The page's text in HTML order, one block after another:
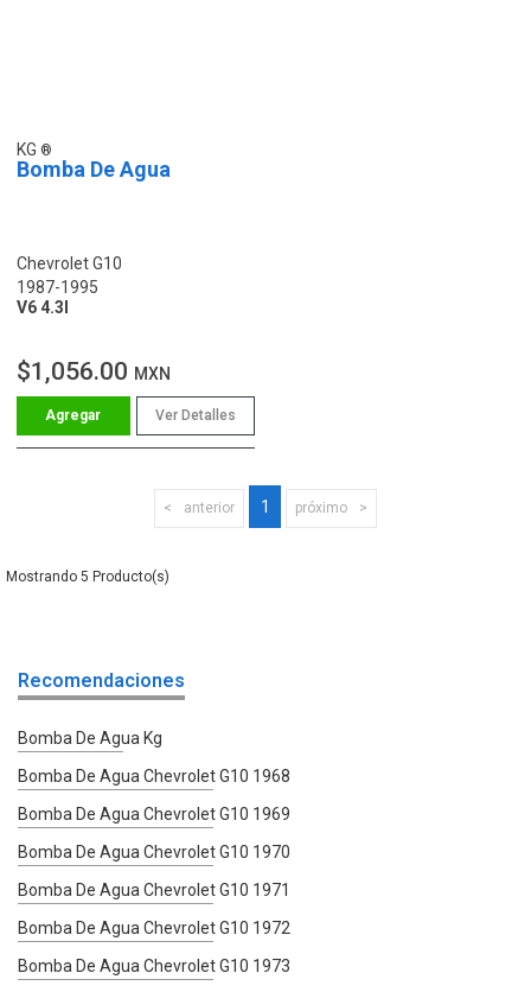
KG
Bomba De Agua
Chevrolet G10
1987-1995
V6 4.3l
$1,056.00 MXN
Ver Detalles
anterior 1 próximo
5
Recomendaciones
Bomba De Agua Kg
Bomba De Agua Chevrolet G10 1968
Bomba De Agua Chevrolet G10 1969
Bomba De Agua Chevrolet G10 1970
Bomba De Agua Chevrolet G10 1971
Bomba De Agua Chevrolet G10 1972
Bomba De Agua Chevrolet G10 1973